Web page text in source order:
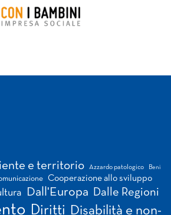
e territorio Azzardo patologico Beni
Cooperazione allo sviluppo
Dall'Europa Dalle Regioni
Diritti
Disabilità e non-